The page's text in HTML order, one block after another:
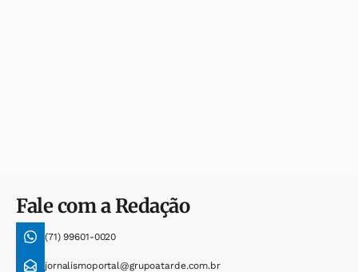
Fale com a Redação
(71) 99601-0020
jornalismoportal@grupoatarde.com.br